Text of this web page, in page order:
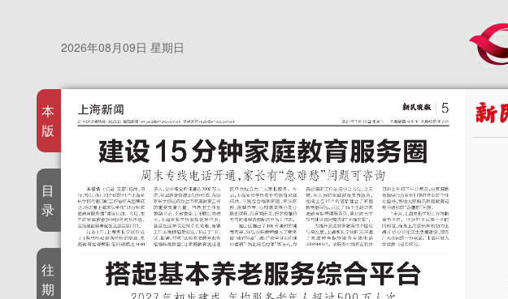
2026年08月09日 星期日
本
版
目
录
往
期